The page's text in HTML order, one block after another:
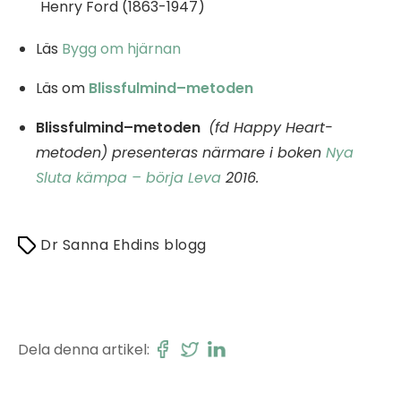
Henry Ford (1863-1947)
Läs Bygg om hjärnan
Läs om Blissfulmind–metoden
Blissfulmind–metoden (fd Happy Heart-
metoden) presenteras närmare i boken Nya
Sluta kämpa – börja Leva 2016.
Dr Sanna Ehdins blogg
Dela denna artikel: